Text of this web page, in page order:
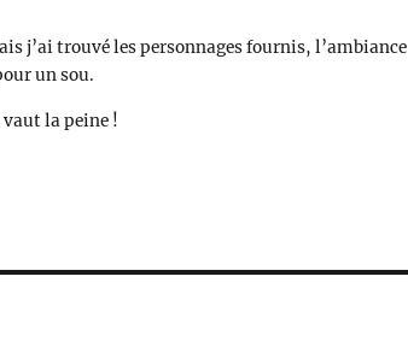
j’ai trouvé les personnages fournis, l’ambiance
un sou.
vaut la peine !